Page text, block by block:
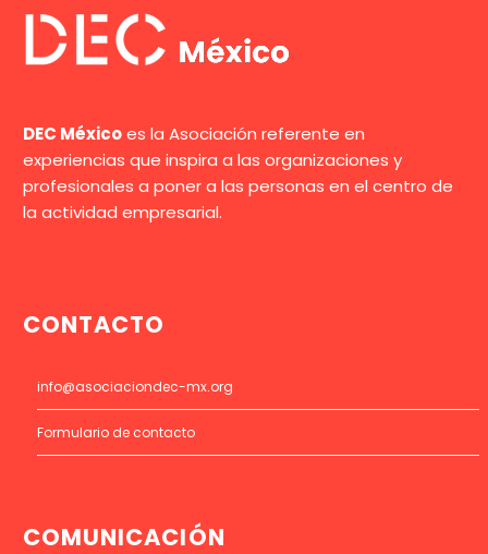
DEC Méxicoes la Asociación referente en
experiencias que inspira a las organizaciones y
profesionales a poner a las personas en el centro de
la actividad empresarial.
CONTACTO
info@asociaciondec-mx.org
Formulario de contacto
COMUNICACIÓN